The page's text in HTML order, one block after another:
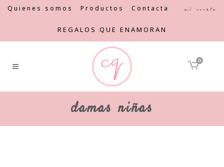
Quienes somos Productos Contacta Mi cuenta
REGALOS QUE ENAMORAN
0
damas niñas